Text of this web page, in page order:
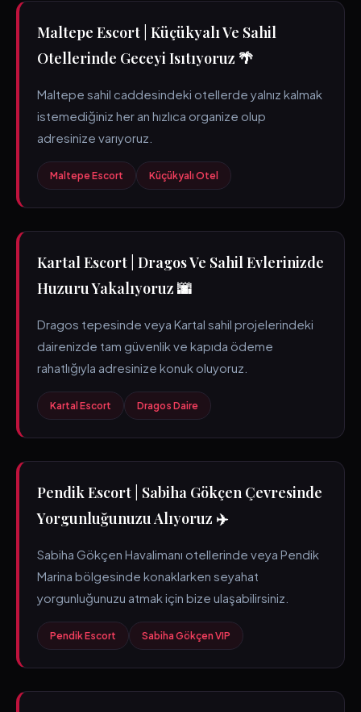
Maltepe Escort | Küçükyalı Ve Sahil
Otellerinde Geceyi Isıtıyoruz 🌴
Maltepe sahil caddesindeki otellerde yalnız kalmak
istemediğiniz her an hızlıca organize olup
adresinize varıyoruz.
Maltepe Escort Küçükyalı Otel
Kartal Escort | Dragos Ve Sahil Evlerinizde
Huzuru Yakalıyoruz 🌆
Dragos tepesinde veya Kartal sahil projelerindeki
dairenizde tam güvenlik ve kapıda ödeme
rahatlığıyla adresinize konuk oluyoruz.
Kartal Escort Dragos Daire
Pendik Escort | Sabiha Gökçen Çevresinde
Yorgunluğunuzu Alıyoruz ✈️
Sabiha Gökçen Havalimanı otellerinde veya Pendik
Marina bölgesinde konaklarken seyahat
yorgunluğunuzu atmak için bize ulaşabilirsiniz.
Pendik Escort Sabiha Gökçen VIP